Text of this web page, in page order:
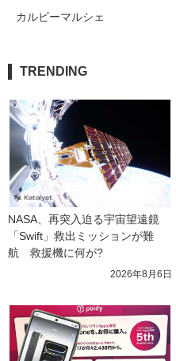
カルビーマルシェ
TRENDING
NASA、再突入迫る宇宙望遠鏡
「Swift」救出ミッションが難
航　救援機に何が?
2026年8月6日